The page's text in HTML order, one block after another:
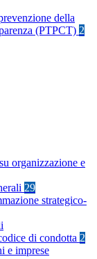
della
(PTPCT) 2
organizzazione e
29
strategico-
di condotta 2
e imprese